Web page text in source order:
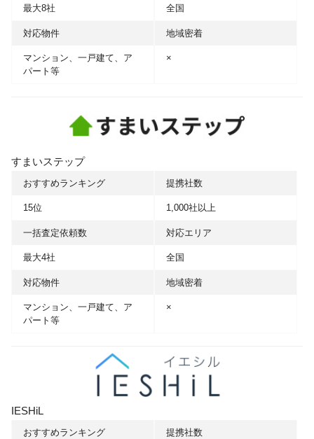
最大8社 全国
対応物件
マンション、一戸建て、ア
パート等
地域密着
×
すまいステップ
おすすめランキング
15位
提携社数
1,000社以上
一括査定依頼数
最大4社
対応エリア
全国
対応物件
マンション、一戸建て、ア
パート等
地域密着
×
IESHiL
おすすめランキング 提携社数